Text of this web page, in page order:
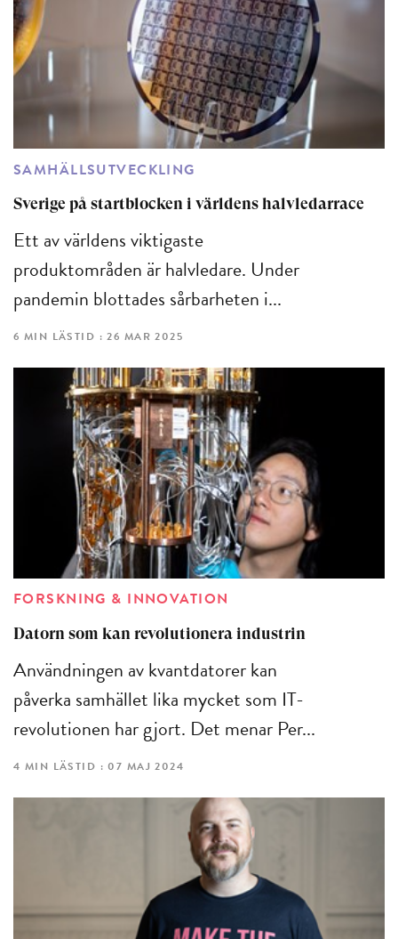
SAMHÄLLSUTVECKLING
Sverige på startblocken i världens halvledarrace
Ett av världens viktigaste
produktområden är halvledare. Under
pandemin blottades sårbarheten i...
6 MIN LÄSTID : 26 MAR 2025
FORSKNING & INNOVATION
Datorn som kan revolutionera industrin
Användningen av kvantdatorer kan
påverka samhället lika mycket som IT-
revolutionen har gjort. Det menar Per...
4 MIN LÄSTID : 07 MAJ 2024